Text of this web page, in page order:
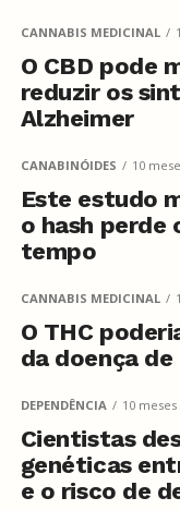
CANNABIS MEDICINAL
O CBD pode
reduzir os
Alzheimer
CANABINÓIDES 10
Este estudo
o hash perde
tempo
CANNABIS MEDICINAL
O THC
da doença de
DEPENDÊNCIA 10 meses
Cientistas
genéticas
e o risco de